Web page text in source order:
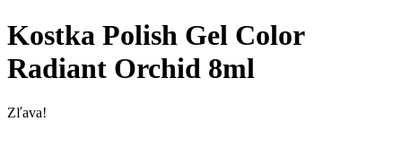
Kostka Polish Gel Color
Radiant Orchid 8ml
Zľava!